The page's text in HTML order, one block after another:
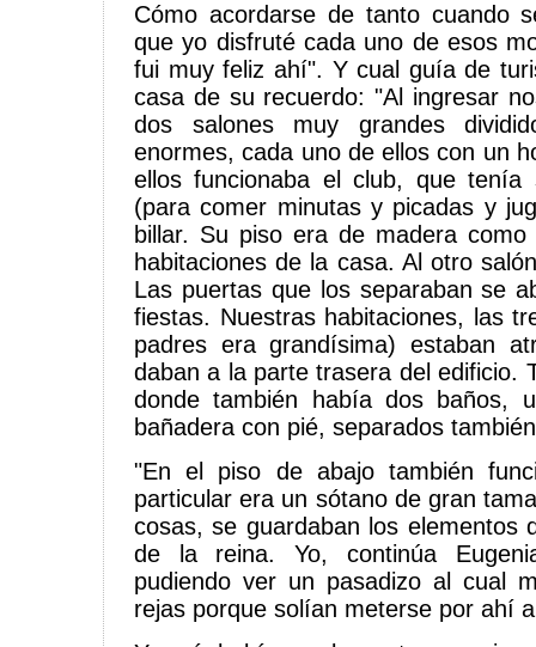
Cómo acordarse de tanto cuando
que yo disfruté cada uno de esos
fui muy feliz ahí". Y cual guía de
casa de su recuerdo: "Al ingresar
dos salones muy grandes
enormes, cada uno de ellos con un
ellos funcionaba el club, que
(para comer minutas y picadas y
billar. Su piso era de madera
habitaciones de la casa. Al otro
Las puertas que los separaban se
fiestas. Nuestras habitaciones, las
padres era grandísima) estaban
daban a la parte trasera del edificio.
donde también había dos baños,
bañadera con pié, separados
"En el piso de abajo también
particular era un sótano de gran
cosas, se guardaban los elementos
de la reina. Yo, continúa
pudiendo ver un pasadizo al cual
rejas porque solían meterse por ahí